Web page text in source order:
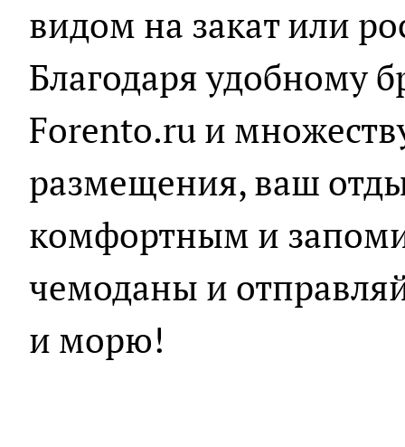
видом на закат или
Благодаря удобному
Forento.ru и
размещения, ваш
комфортным и
чемоданы и
и морю!